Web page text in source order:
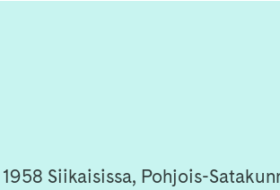
Siikaisissa, Pohjois-